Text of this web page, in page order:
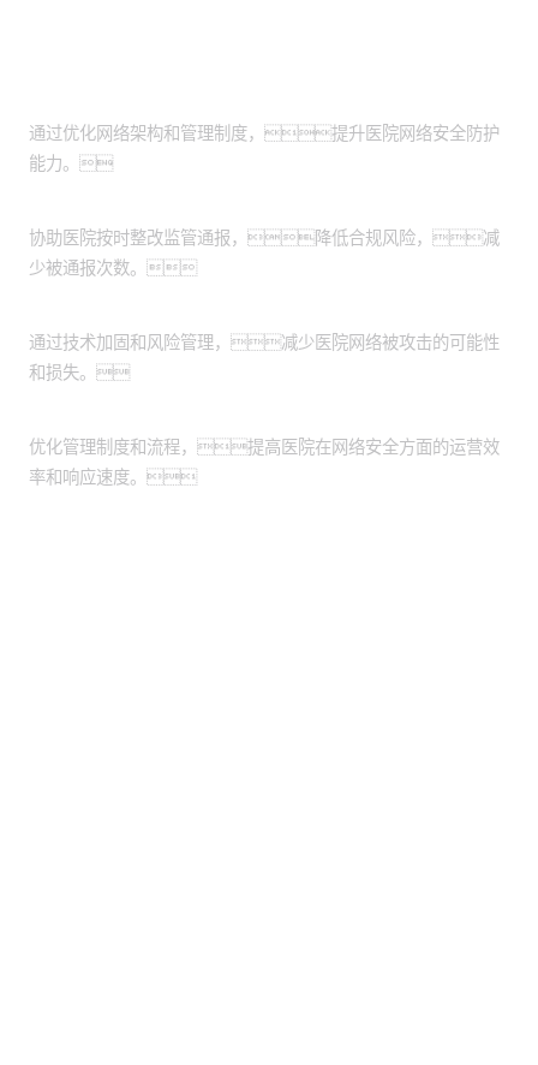
通过优化网络架构和管理制度，提升医院网络安全防护
能力。
协助医院按时整改监管通报，降低合规风险，减
少被通报次数。
通过技术加固和风险管理，减少医院网络被攻击的可能性
和损失。
优化管理制度和流程，提高医院在网络安全方面的运营效
率和响应速度。